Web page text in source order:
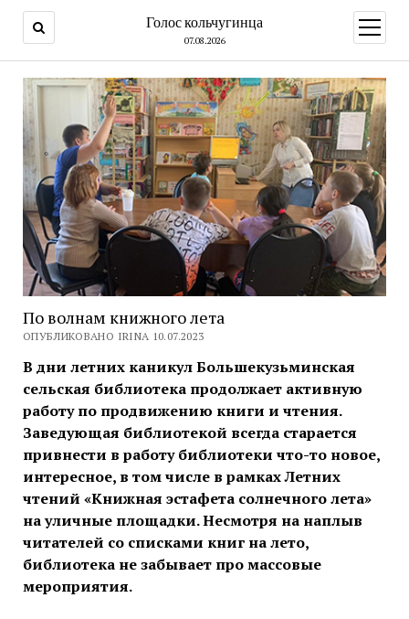
Голос кольчугинца
07.08.2026
меню
По волнам книжного лета
ОПУБЛИКОВАНО IRINA 10.07.2023
В дни летних каникул Большекузьминская
сельская библиотека продолжает активную
работу по продвижению книги и чтения.
Заведующая библиотекой всегда старается
привнести в работу библиотеки что-то новое,
интересное, в том числе в рамках Летних
чтений «Книжная эстафета солнечного лета»
на уличные площадки. Несмотря на наплыв
читателей со списками книг на лето,
библиотека не забывает про массовые
мероприятия.